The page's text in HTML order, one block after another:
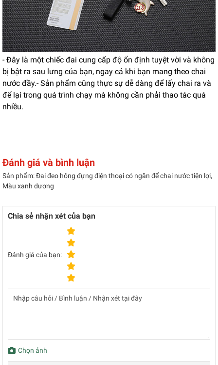
- Đây là một chiếc đai cung cấp độ ổn định tuyệt vời và không
bị bật ra sau lưng của bạn, ngay cả khi bạn mang theo chai
nước đầy.- Sản phẩm cũng thực sự dễ dàng để lấy chai ra và
để lại trong quá trình chạy mà không cần phải thao tác quá
nhiều.
Đánh giá và bình luận
Sản phẩm: Đai đeo hông đựng điện thoại có ngăn để chai nước tiện lợi,
Màu xanh dương
Chia sẻ nhận xét của bạn
Đánh giá của bạn:
Chọn ảnh